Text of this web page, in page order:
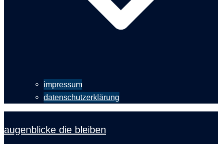
impressum
datenschutzerklärung
augenblicke die bleiben